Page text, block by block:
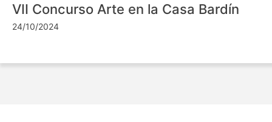
VII Concurso Arte en la Casa Bardín
24/10/2024